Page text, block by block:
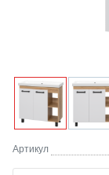
Артикул